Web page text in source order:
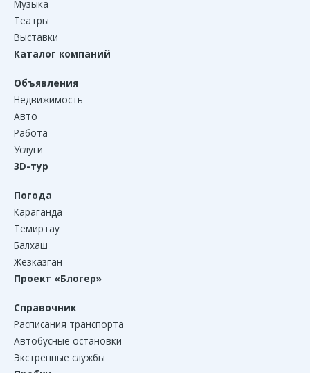
Музыка
Театры
Выставки
Каталог компаний
Объявления
Недвижимость
Авто
Работа
Услуги
3D-тур
Погода
Караганда
Темиртау
Балхаш
Жезказган
Проект «Блогер»
Справочник
Расписания транспорта
Автобусные остановки
Экстренные службы